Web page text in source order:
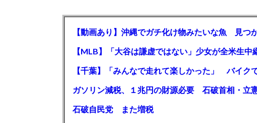
【動画あり】沖縄でガチ化け物みたいな魚 見つ
石破自民党 また増税